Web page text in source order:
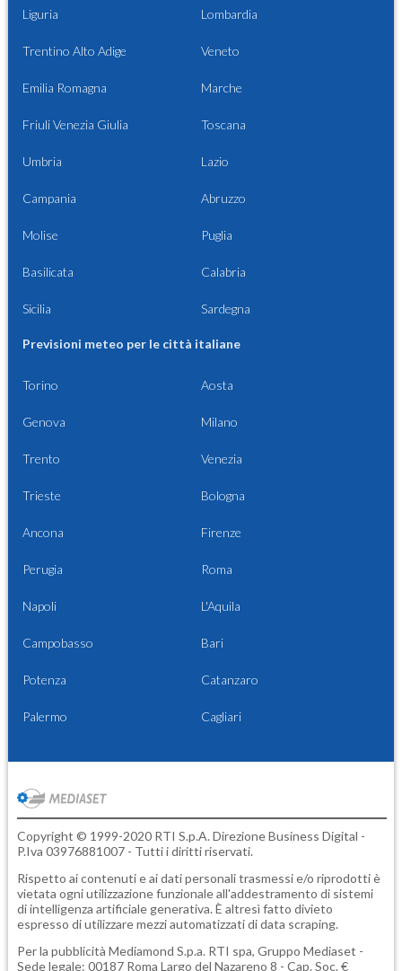
Liguria Lombardia
Trentino Alto Adige Veneto
Emilia Romagna Marche
Friuli Venezia Giulia Toscana
Umbria Lazio
Campania Abruzzo
Molise Puglia
Basilicata Calabria
Sicilia Sardegna
Previsioni meteo per le città italiane
Torino Aosta
Genova Milano
Trento Venezia
Trieste Bologna
Ancona Firenze
Perugia Roma
Napoli L'Aquila
Campobasso Bari
Potenza Catanzaro
Palermo Cagliari
Copyright © 1999-2020 RTI S.p.A. Direzione Business Digital -
P.Iva 03976881007 - Tutti i diritti riservati.
Rispetto ai contenuti e ai dati personali trasmessi e/o riprodotti è
vietata ogni utilizzazione funzionale all'addestramento di sistemi
di intelligenza artificiale generativa. È altresì fatto divieto
espresso di utilizzare mezzi automatizzati di data scraping.
Per la pubblicità Mediamond S.p.a. RTI spa, Gruppo Mediaset -
Sede legale: 00187 Roma Largo del Nazareno 8 - Cap. Soc. €